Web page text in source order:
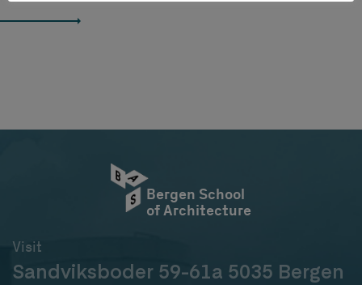
Bergen School
of Architecture
Visit
Sandviksboder 59-61a 5035 Bergen